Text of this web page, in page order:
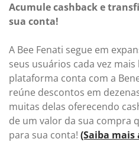
Acumule cashback e
sua conta!
A Bee Fenati segue em
seus usuários cada vez
plataforma conta com a
reúne descontos em
muitas delas oferecendo
de um valor da sua compra
para sua conta! (Saiba mais